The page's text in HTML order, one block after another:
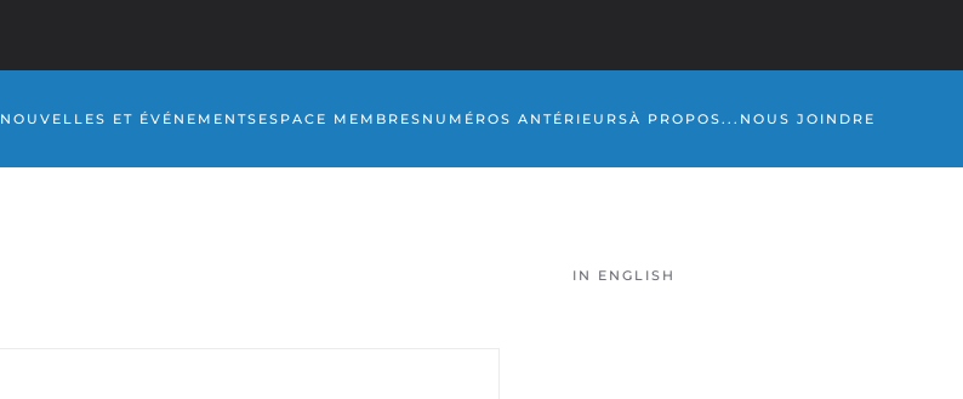
NOUVELLES ET ÉVÉNEMENTS ESPACE MEMBRES NUMÉROS ANTÉRIEURSÀ PROPOS... NOUS JOINDRE
IN ENGLISH